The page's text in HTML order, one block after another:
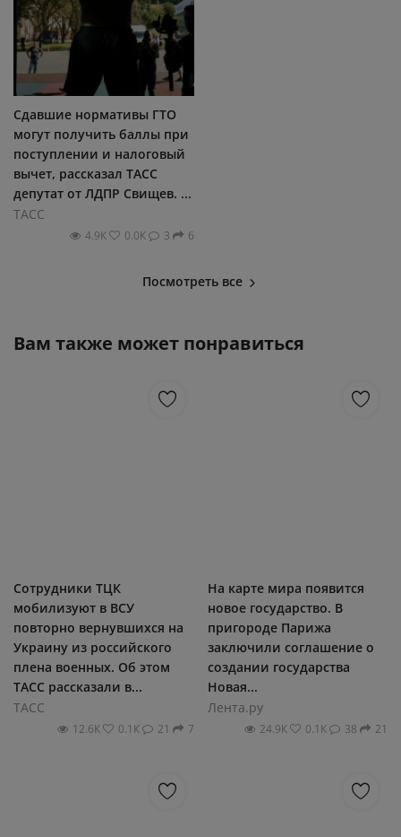
Сдавшие нормативы ГТО
могут получить баллы при
поступлении и налоговый
вычет, рассказал ТАСС
депутат от ЛДПР Свищев. ...
ТАСС
4.9К 0.0К 3 6
Посмотреть все
Вам также может понравиться
Сотрудники ТЦК
мобилизуют в ВСУ
повторно вернувшихся на
Украину из российского
плена военных. Об этом
ТАСС рассказали в...
ТАСС
12.6К 0.1К 21 7
На карте мира появится
новое государство. В
пригороде Парижа
заключили соглашение о
создании государства
Новая...
Лента.ру
24.9К 0.1К 38 21